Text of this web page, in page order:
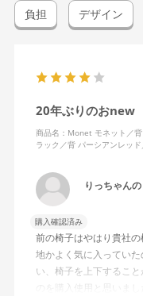
負担 デザイン
20年ぶりのおnew
商品名：Monet モネット／
ラック／背 パーシアンレッ
りっちゃん
購入確認済み
前の椅子はやはり貴社
地かよく気に入ってい
い、椅子を上下するこ
のを購入使用と思いま